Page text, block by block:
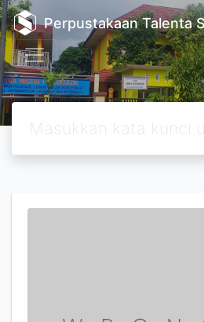
Perpustakaan Talenta